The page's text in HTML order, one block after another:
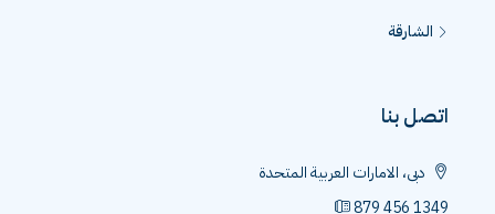
الشارقة
اتصل بنا
دبى، الامارات العربية المتحدة
879 456 1349